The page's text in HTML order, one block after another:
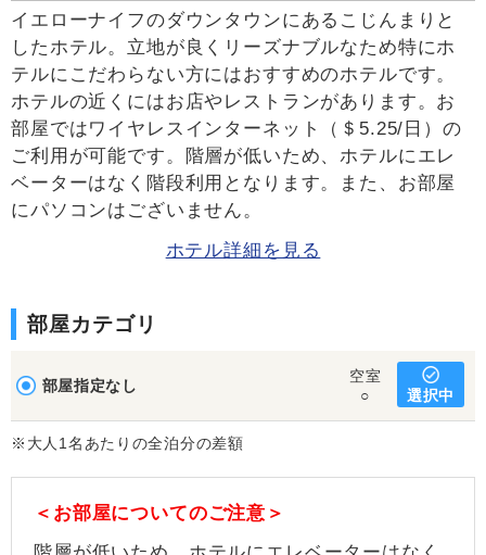
イエローナイフのダウンタウンにあるこじんまりと
したホテル。立地が良くリーズナブルなため特にホ
テルにこだわらない方にはおすすめのホテルです。
ホテルの近くにはお店やレストランがあります。お
部屋ではワイヤレスインターネット（＄5.25/日）の
ご利用が可能です。階層が低いため、ホテルにエレ
ベーターはなく階段利用となります。また、お部屋
にパソコンはございません。
ホテル詳細を見る
部屋カテゴリ
部屋指定なし
空室
○
選択中
※大人1名あたりの全泊分の差額
＜お部屋についてのご注意＞